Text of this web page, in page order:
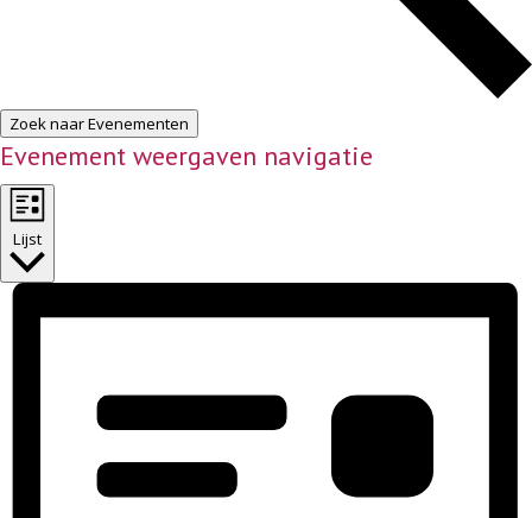
Zoek naar Evenementen
Evenement weergaven navigatie
Lijst